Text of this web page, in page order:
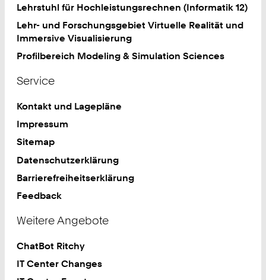
Lehrstuhl für Hochleistungsrechnen (Informatik 12)
Lehr- und Forschungsgebiet Virtuelle Realität und
Immersive Visualisierung
Profilbereich Modeling & Simulation Sciences
Service
Kontakt und Lagepläne
Impressum
Sitemap
Datenschutzerklärung
Barrierefreiheitserklärung
Feedback
Weitere Angebote
ChatBot Ritchy
IT Center Changes